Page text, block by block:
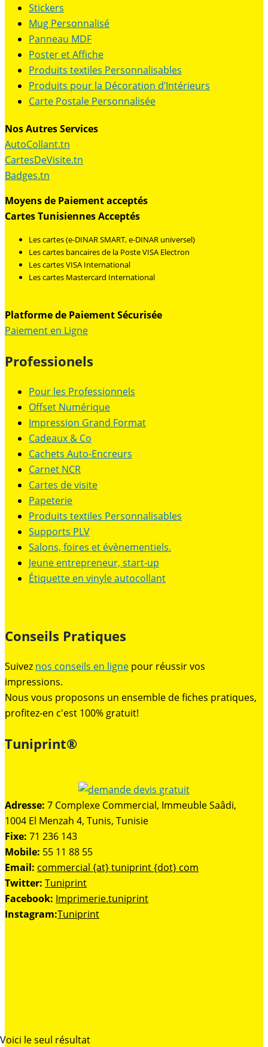
Voici le seul résultat
Stickers
Mug Personnalisé
Panneau MDF
Poster et Affiche
Produits textiles Personnalisables
Produits pour la Décoration d’Intérieurs
Carte Postale Personnalisée
Nos Autres Services
AutoCollant.tn
CartesDeVisite.tn
Badges.tn
Moyens de Paiement acceptés
Cartes Tunisiennes Acceptés
Les cartes (e-DINAR SMART, e-DINAR universel)
Les cartes bancaires de la Poste VISA Electron
Les cartes VISA International
Les cartes Mastercard International
Platforme de Paiement Sécurisée
Paiement en Ligne
Professionels
Pour les Professionnels
Offset Numérique
Impression Grand Format
Cadeaux & Co
Cachets Auto-Encreurs
Carnet NCR
Cartes de visite
Papeterie
Produits textiles Personnalisables
Supports PLV
Salons, foires et évènementiels.
Jeune entrepreneur, start-up
Étiquette en vinyle autocollant
Conseils Pratiques
Suivez nos conseils en ligne pour réussir vos
impressions.
Nous vous proposons un ensemble de fiches pratiques,
profitez-en c'est 100% gratuit!
Tuniprint®
Adresse: 7 Complexe Commercial, Immeuble Saâdi,
1004 El Menzah 4, Tunis, Tunisie
Fixe: 71 236 143
Mobile: 55 11 88 55
Email: commercial {at} tuniprint {dot} com
Twitter: Tuniprint
Facebook: Imprimerie.tuniprint
Instagram:Tuniprint